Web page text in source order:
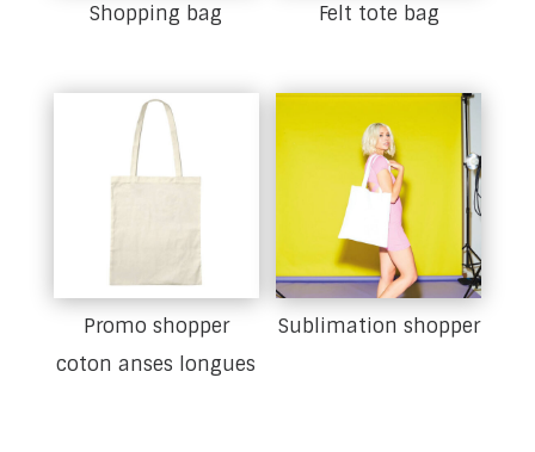
Shopping bag Felt tote bag
Promo shopper
coton anses longues
Sublimation shopper